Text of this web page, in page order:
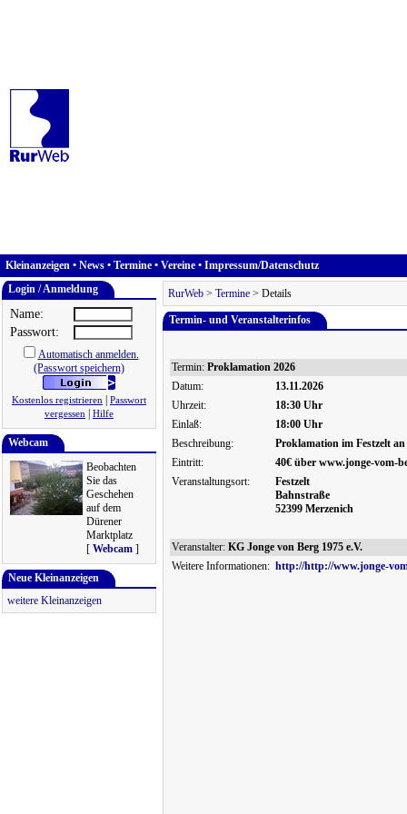
Kleinanzeigen • News • Termine • Vereine • Impressum/Datenschutz
Login / Anmeldung
Name:
Passwort:
Automatisch anmelden.
(Passwort speichern)
Kostenlos registrieren
Passwort
vergessen
Hilfe
Webcam
Beobachten
Sie das
Geschehen
auf dem
Dürener
Marktplatz
[ Webcam ]
Neue Kleinanzeigen
weitere Kleinanzeigen
RurWeb > Termine > Details
Termin- und Veranstalterinfos
Termin: Proklamation 2026
Datum:
13.11.2026
Uhrzeit:
18:30 Uhr
Einlaß:
18:00 Uhr
Beschreibung:
Proklamation im Festzelt
Eintritt:
40€ über www.jonge-vom-
Veranstaltungsort:
Festzelt
Bahnstraße
52399 Merzenich
Veranstalter: KG Jonge von Berg 1975 e.V.
Weitere Informationen: http://http://www.jonge-